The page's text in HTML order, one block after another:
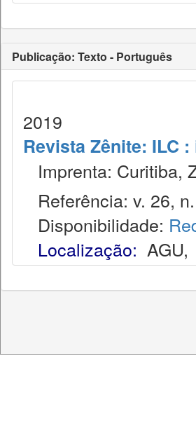
Publicação: Texto - Português
2019
Revista Zênite: ILC
Imprenta: Curitiba,
Referência: v. 26,
Disponibilidade:
Localização: AGU,